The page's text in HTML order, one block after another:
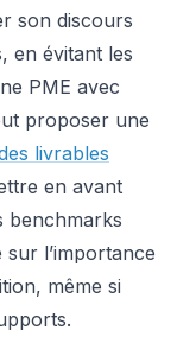
son discours
en évitant les
PME avec
proposer une
livrables
en avant
benchmarks
l’importance
même si